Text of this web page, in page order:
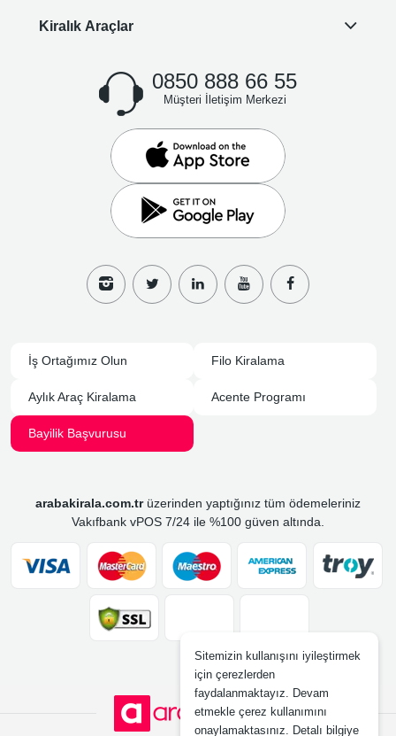
Kiralık Araçlar
0850 888 66 55
Müşteri İletişim Merkezi
İş Ortağımız Olun Filo Kiralama
Aylık Araç Kiralama Acente Programı
Bayilik Başvurusu
arabakirala.com.trüzerinden yaptığınız tüm ödemeleriniz
Vakıfbank vPOS 7/24 ile %100 güven altında.
Sitemizin kullanışını iyileştirmek
için çerezlerden
faydalanmaktayız. Devam
etmekle çerez kullanımını
onaylamaktasınız. Detalı bilgiye